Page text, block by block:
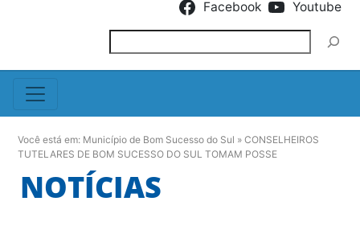
Facebook Youtube
Você está em: Município de Bom Sucesso do Sul » CONSELHEIROS
TUTELARES DE BOM SUCESSO DO SUL TOMAM POSSE
NOTÍCIAS